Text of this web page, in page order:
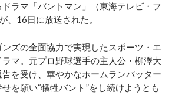
ラマ「バントマン」（東海テレビ・フ
、16日に放送された。
ズの全面協力で実現したスポーツ・エ
マ。元プロ野球選手の主人公・柳澤大
を受け、華やかなホームランバッター
を願い“犠牲バント”をし続けようとも